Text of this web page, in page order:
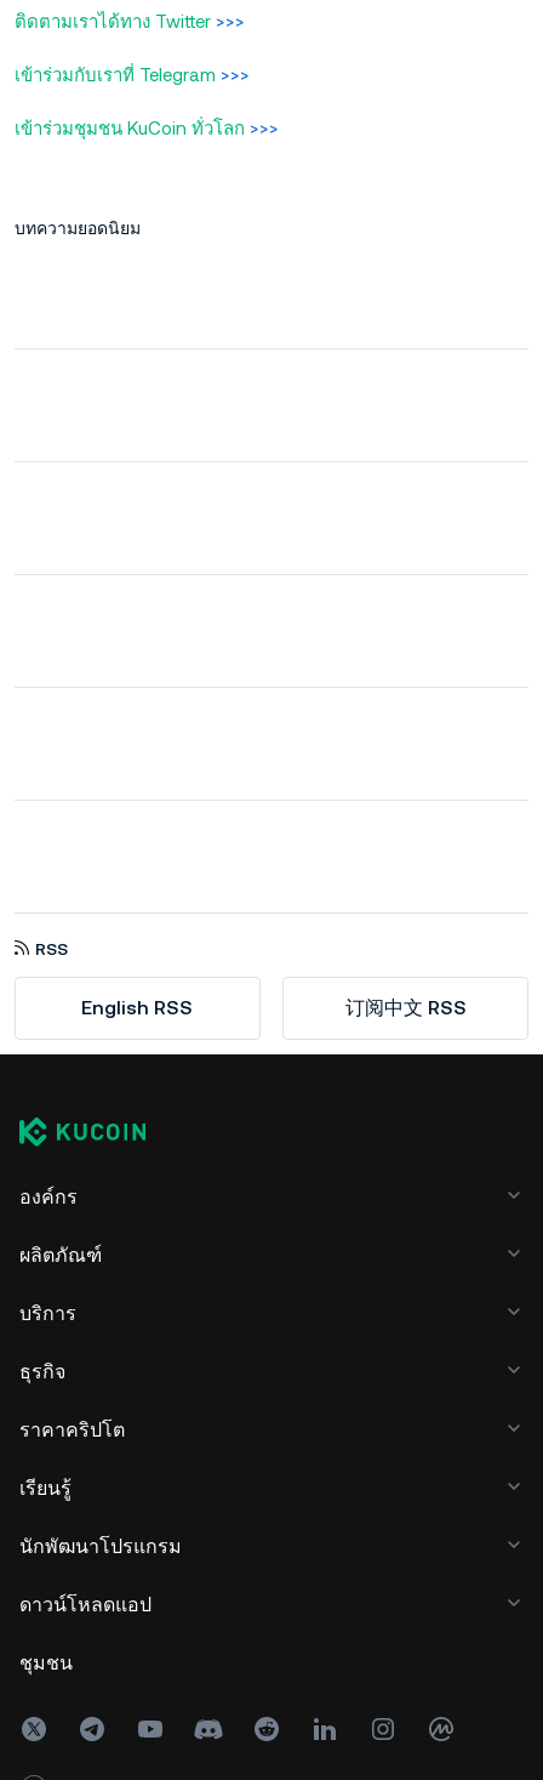
ติดตามเราได้ทาง Twitter >>>
เข้าร่วมกับเราที่ Telegram >>>
เข้าร่วมชุมชน KuCoin ทั่วโลก >>>
บทความยอดนิยม
RSS
English RSS 订阅中文 RSS
องค์กร
ผลิตภัณฑ์
บริการ
ธุรกิจ
ราคาคริปโต
เรียนรู้
นักพัฒนาโปรแกรม
ดาวน์โหลดแอป
ชุมชน